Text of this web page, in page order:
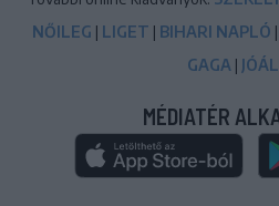
NŐILEG | LIGET | BIHARI NAPLÓ |
GAGA |
MÉDIATÉR